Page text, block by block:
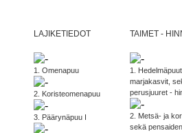
LAJIKETIEDOT
1. Omenapuu
2. Koristeomenapuu
3. Päärynäpuu I
TAIMET -
1.
marjakasvit,
perusjuuret -
2. Metsä- ja
sekä